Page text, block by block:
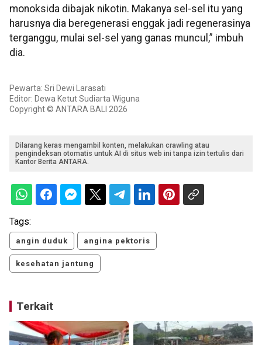
monoksida dibajak nikotin. Makanya sel-sel itu yang
harusnya dia beregenerasi enggak jadi regenerasinya
terganggu, mulai sel-sel yang ganas muncul,” imbuh
dia.
Pewarta: Sri Dewi Larasati
Editor: Dewa Ketut Sudiarta Wiguna
Copyright © ANTARA BALI 2026
Dilarang keras mengambil konten, melakukan crawling atau
pengindeksan otomatis untuk AI di situs web ini tanpa izin tertulis dari
Kantor Berita ANTARA.
Tags:
angin duduk angina pektoris
kesehatan jantung
Terkait